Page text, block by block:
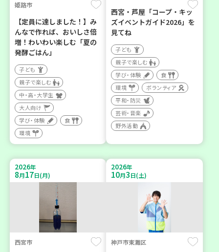
姫路市
【定員に達しました！】み
んなで作れば、おいしさ倍
増！わいわい楽しむ「夏の
発酵ごはん」
子ども
親子で楽しむ
中・高・大学生
大人向け
学び・体験
食
環境
西宮・芦屋「コープ・キッ
ズイベントガイド2026」を
見てね
子ども
親子で楽しむ
学び・体験
食
環境
ボランティア
平和・防災
芸術・音楽
野外活動
2026年
8月17日(月)
西宮市
2026年
10月3日(土)
神戸市東灘区